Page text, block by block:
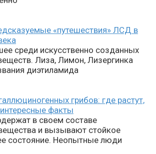
«путешествия» ЛСД в
среди искусственно созданных
Лиза, Лимон, Лизергинка
диэтиламида
грибов: где растут,
факты
в своем составе
и вызывают стойкое
состояние. Неопытные люди